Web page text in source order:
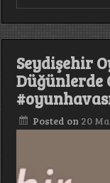
Seydişehir
Düğünlerde
Posted on 20